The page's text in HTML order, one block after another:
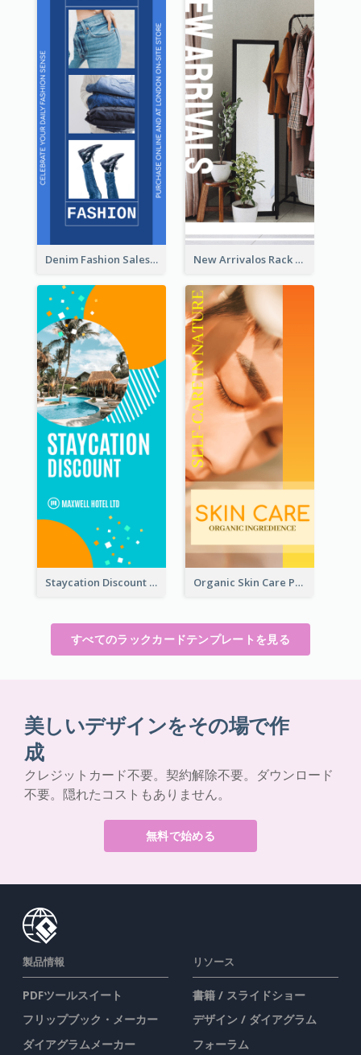
Denim Fashion Sales Rack Card New Arrivalos Rack Card
Staycation Discount Rack Card Organic Skin Care Product Rack Card
すべてのラックカードテンプレートを見る
美しいデザインをその場で作
成
クレジットカード不要。契約解除不要。ダウンロード
不要。隠れたコストもありません。
無料で始める
製品情報
PDFツールスイート
フリップブック・メーカー
ダイアグラムメーカー
リソース
書籍 / スライドショー
デザイン / ダイアグラム
フォーラム